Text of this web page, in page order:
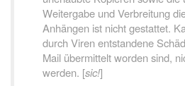
Weitergabe und Verbreitung
Anhängen ist nicht gestattet.
durch Viren entstandene
Mail übermittelt worden sind,
werden. [sic!]